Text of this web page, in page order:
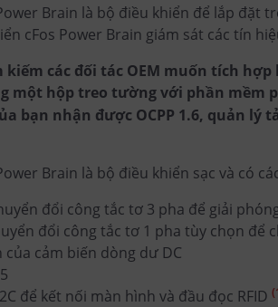
Brain là bộ điều khiển để lắp đặt
cFos Power Brain giám sát các tín
các đối tác OEM muốn tích
một hộp treo tường với phần
bạn nhận được OCPP 1.6, quản
Brain là bộ điều khiển sạc và có
đổi công tắc tơ 3 pha để giải
đổi công tắc tơ 1 pha tùy chọn để
cảm biến dòng dư DC
để kết nối màn hình và đầu đọc RFID